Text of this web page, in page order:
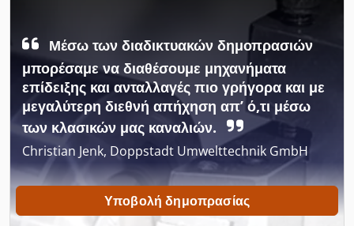
Γερανός
Γερανός Σιδηροδρομικού
Γερανός-Αθήνα
Διαμήκη Και Εγκάρσια Χάριτος 3022
Είδα Άξονα Διαμέτρου 30 Mm
Επιτραπέζιο Πριόνι Με Ολισθαίνουσα Τράπεζα
Μέσω των διαδικτυακών δημοπρασιών
μπορέσαμε να διαθέσουμε μηχανήματα
επίδειξης και ανταλλαγές πιο γρήγορα και με
μεγαλύτερη διεθνή απήχηση απ’ ό,τι μέσω
των κλασικών μας καναλιών.
Christian Jenk, Doppstadt Umwelttechnik GmbH
Υποβολή δημοπρασίας